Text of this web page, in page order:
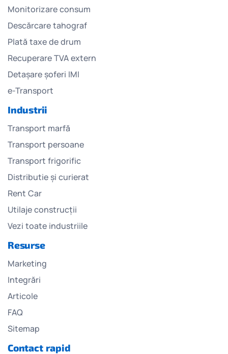
Monitorizare consum
Descărcare tahograf
Plată taxe de drum
Recuperare TVA extern
Detașare șoferi IMI
e-Transport
Industrii
Transport marfă
Transport persoane
Transport frigorific
Distributie și curierat
Rent Car
Utilaje construcții
Vezi toate industriile
Resurse
Marketing
Integrări
Articole
FAQ
Sitemap
Contact rapid